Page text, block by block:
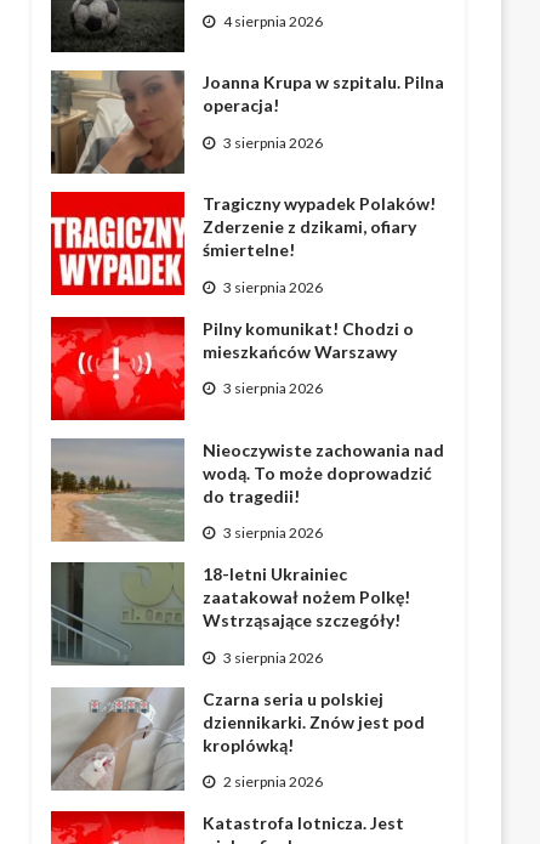
4 sierpnia 2026
Joanna Krupa w szpitalu. Pilna
operacja!
3 sierpnia 2026
Tragiczny wypadek Polaków!
Zderzenie z dzikami, ofiary
śmiertelne!
3 sierpnia 2026
Pilny komunikat! Chodzi o
mieszkańców Warszawy
3 sierpnia 2026
Nieoczywiste zachowania nad
wodą. To może doprowadzić
do tragedii!
3 sierpnia 2026
18-letni Ukrainiec
zaatakował nożem Polkę!
Wstrząsające szczegóły!
3 sierpnia 2026
Czarna seria u polskiej
dziennikarki. Znów jest pod
kroplówką!
2 sierpnia 2026
Katastrofa lotnicza. Jest